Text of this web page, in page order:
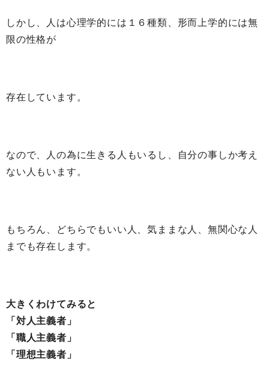
しかし、人は心理学的には１６種類、形而上学的には無
限の性格が
存在しています。
なので、人の為に生きる人もいるし、自分の事しか考え
ない人もいます。
もちろん、どちらでもいい人、気ままな人、無関心な人
までも存在します。
大きくわけてみると
「対人主義者」
「職人主義者」
「理想主義者」